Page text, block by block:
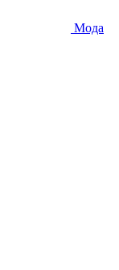
Мода